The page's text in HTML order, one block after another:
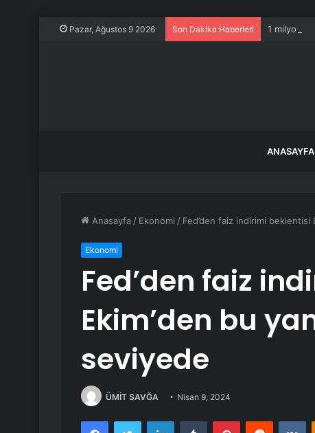
Pazar, Ağustos 9 2026 Son Dakika Haberleri 1 milyon
ANASAYFA
Anasayfa / Ekonomi / Fed’den faiz indirimi beklentisi
Ekonomi
Fed’den faiz
Ekim’den bu
seviyede
ÜMİT SAVĞA Nisan 9, 2024
FacebookTwitter LinkedInTumblr PinterestReddit